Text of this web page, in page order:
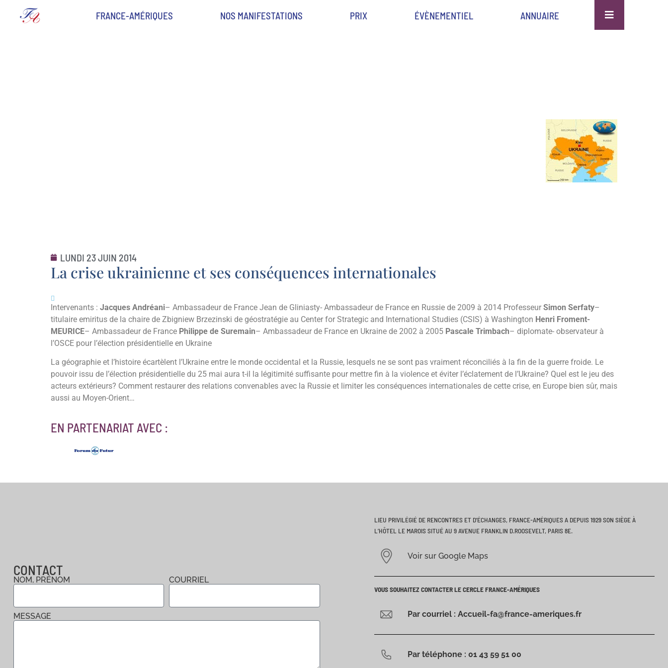
FRANCE-AMÉRIQUES NOS MANIFESTATIONS PRIX ÉVÈNEMENTIEL ANNUAIRE
LUNDI 23 JUIN 2014
La crise ukrainienne et ses conséquences internationales
Intervenants : Jacques Andréani– Ambassadeur de France Jean de Gliniasty- Ambassadeur de France en Russie de 2009 à 2014 Professeur Simon Serfaty–
titulaire emiritus de la chaire de Zbigniew Brzezinski de géostratégie au Center for Strategic and International Studies (CSIS) à Washington Henri Froment-
MEURICE– Ambassadeur de France Philippe de Suremain– Ambassadeur de France en Ukraine de 2002 à 2005 Pascale Trimbach– diplomate- observateur à
l’OSCE pour l’élection présidentielle en Ukraine
La géographie et l’histoire écartèlent l’Ukraine entre le monde occidental et la Russie, lesquels ne se sont pas vraiment réconciliés à la fin de la guerre froide. Le
pouvoir issu de l’élection présidentielle du 25 mai aura t-il la légitimité suffisante pour mettre fin à la violence et éviter l’éclatement de l’Ukraine? Quel est le jeu des
acteurs extérieurs? Comment restaurer des relations convenables avec la Russie et limiter les conséquences internationales de cette crise, en Europe bien sûr, mais
aussi au Moyen-Orient…
EN PARTENARIAT AVEC :
CONTACT
NOM, PRÉNOM COURRIEL
MESSAGE
LIEU PRIVILÉGIÉ DE RENCONTRES ET D’ÉCHANGES, FRANCE-AMÉRIQUES A DEPUIS 1929 SON SIÈGE À
L’HÔTEL LE MAROIS SITUÉ AU 9 AVENUE FRANKLIN D.ROOSEVELT, PARIS 8E.
Voir sur Google Maps
VOUS SOUHAITEZ CONTACTER LE CERCLE FRANCE-AMÉRIQUES
Par courriel : Accueil-fa@france-ameriques.fr
Par téléphone : 01 43 59 51 00